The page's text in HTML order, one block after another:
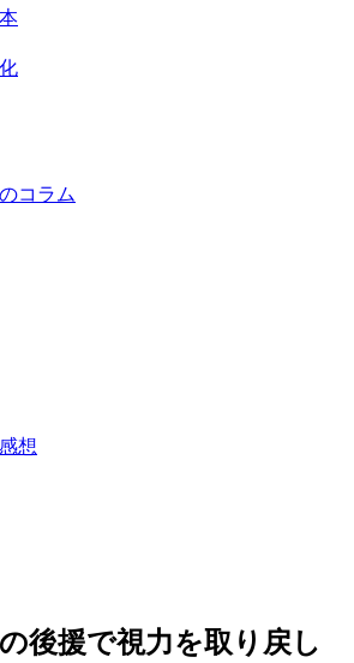
コラム
想
の後援で視力を取り戻し